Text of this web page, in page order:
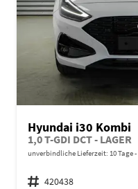
Hyundai i30 Kombi
1,0 T-GDI DCT - LAGER
unverbindliche Lieferzeit: 10 Tage
Fahrzeugnr. 420438